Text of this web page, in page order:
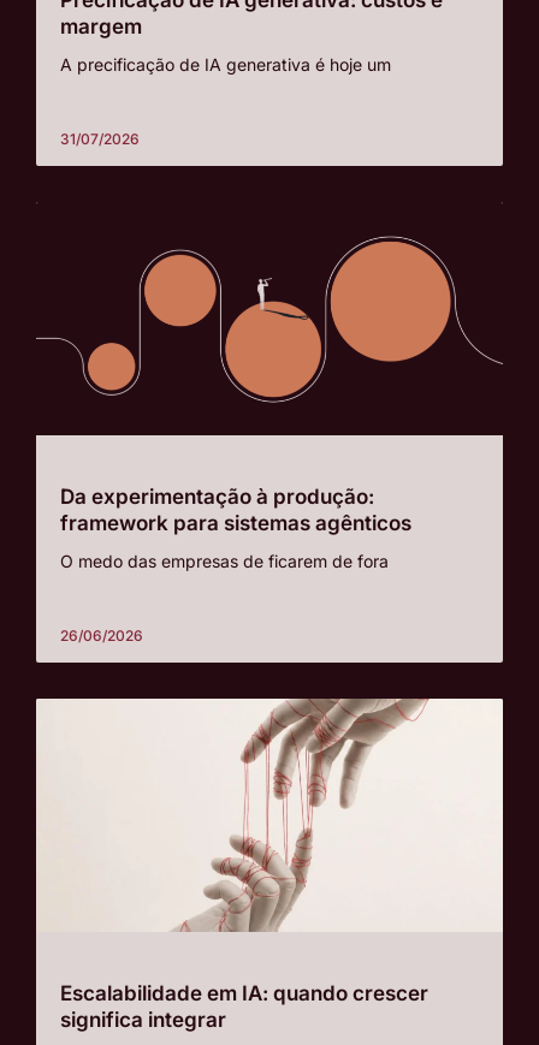
margem
A precificação de IA generativa é hoje um
31/07/2026
Da experimentação à produção:
framework para sistemas agênticos
O medo das empresas de ficarem de fora
26/06/2026
Escalabilidade em IA: quando crescer
significa integrar